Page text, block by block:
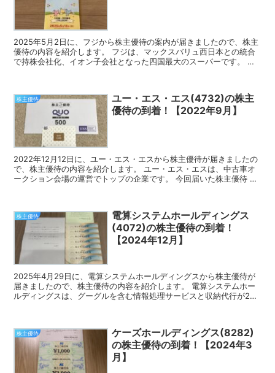
2025年5月2日に、フジから株主優待の案内が届きましたので、株主
優待の内容を紹介します。 フジは、マックスバリュ西日本との統合
で持株会社化、イオン子会社となった四国最大のスーパーです。 株
株主優待
ユー・エス・エス(4732)の株主
優待の到着！【2022年9月】
2022年12月12日に、ユー・エス・エスから株主優待が届きましたの
で、株主優待の内容を紹介します。 ユー・エス・エスは、中古車オ
ークション会場の運営でトップの企業です。 今回届いた株主優待 ユ
株主優待
電算システムホールディングス
(4072)の株主優待の到着！
【2024年12月】
2025年4月29日に、電算システムホールディングスから株主優待が
届きましたので、株主優待の内容を紹介します。 電算システムホー
ルディングスは、グーグルを含む情報処理サービスと収納代行が2本
株主優待
ケーズホールディングス(8282)
の株主優待の到着！【2024年3
月】